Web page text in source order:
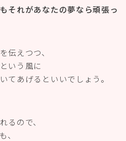
それがあなたの夢なら頑張っ
伝えつつ、
いう風に
てあげるといいでしょう。
るので、
、